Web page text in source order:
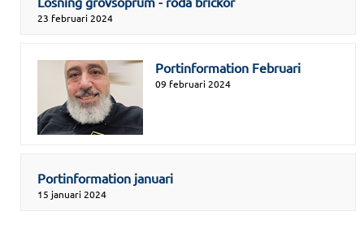
23 februari 2024
Portinformation Februari
09 februari 2024
Portinformation januari
15 januari 2024